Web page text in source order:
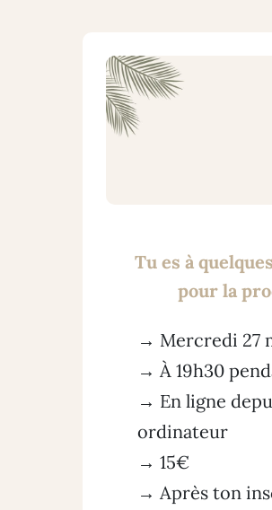
Tu es à
pour la
→ Mercredi 27
→ À 19h30
→ En ligne
ordinateur
→ 15€
→ Après ton